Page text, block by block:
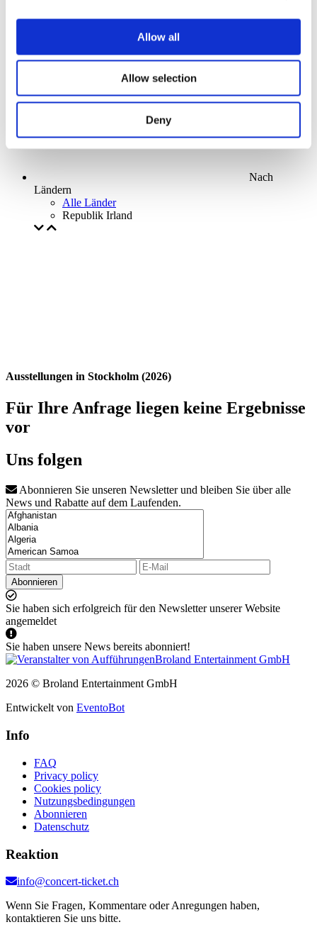
Allow all
Allow selection
Deny
Ohne Subgenre
Anwenden
Nach
Ländern
Alle Länder
Republik Irland
Ausstellungen in Stockholm (2026)
Für Ihre Anfrage liegen keine Ergebnisse
vor
Uns folgen
Abonnieren Sie unseren Newsletter und bleiben Sie über alle
News und Rabatte auf dem Laufenden.
Abonnieren
Sie haben sich erfolgreich für den Newsletter unserer Website
angemeldet
Sie haben unsere News bereits abonniert!
2026 © Broland Entertainment GmbH
Entwickelt von EventoBot
Info
FAQ
Privacy policy
Cookies policy
Nutzungsbedingungen
Abonnieren
Datenschutz
Reaktion
info@concert-ticket.ch
Wenn Sie Fragen, Kommentare oder Anregungen haben,
kontaktieren Sie uns bitte.